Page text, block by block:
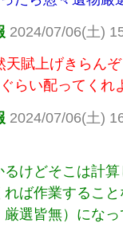
2024/07/06(土)
天賦上げきらんぞ
らい配ってくれ
2024/07/06(土)
けどそこは計算
ば作業するこ
選皆無）にな